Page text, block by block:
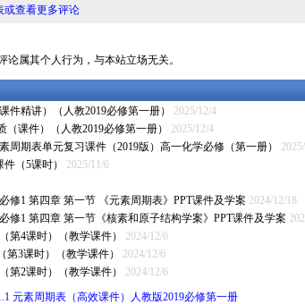
或查看更多评论
属其个人行为，与本站立场无关。
件精讲）（人教2019必修第一册）
2025/12/4
课件）（人教2019必修第一册）
2025/12/4
周期表单元复习课件（2019版）高一化学必修（第一册）
（5课时）
2025/11/6
修1 第四章 第一节 《元素周期表》PPT课件及学案 2024/12/18
修1 第四章 第一节《核素和原子结构学案》PPT课件及学案
第4课时）（教学课件）
2024/12/6
3课时）（教学课件）
2024/12/6
第2课时）（教学课件）
2024/12/6
元素周期表（高效课件）人教版2019必修第一册